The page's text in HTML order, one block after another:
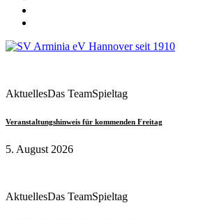
AktuellesDas TeamSpieltag
Veranstaltungshinweis für kommenden Freitag
5. August 2026
AktuellesDas TeamSpieltag